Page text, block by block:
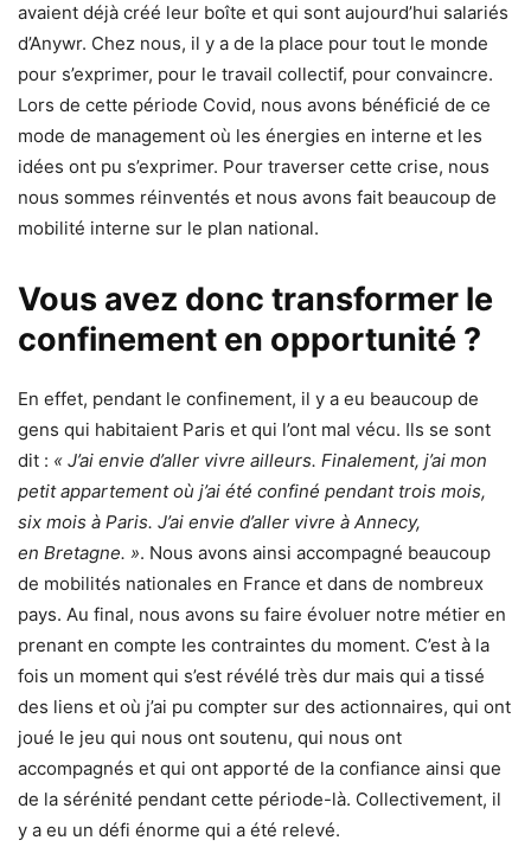
avaient déjà créé leur boîte et qui sont aujourd’hui salariés
d’Anywr. Chez nous, il y a de la place pour tout le monde
pour s’exprimer, pour le travail collectif, pour convaincre.
Lors de cette période Covid, nous avons bénéficié de ce
mode de management où les énergies en interne et les
idées ont pu s’exprimer. Pour traverser cette crise, nous
nous sommes réinventés et nous avons fait beaucoup de
mobilité interne sur le plan national.
Vous avez donc transformer le
confinement en opportunité ?
En effet, pendant le confinement, il y a eu beaucoup de
gens qui habitaient Paris et qui l’ont mal vécu. Ils se sont
dit : « J’ai envie d’aller vivre ailleurs. Finalement, j’ai mon
petit appartement où j’ai été confiné pendant trois mois,
six mois à Paris. J’ai envie d’aller vivre à Annecy,
en Bretagne. ». Nous avons ainsi accompagné beaucoup
de mobilités nationales en France et dans de nombreux
pays. Au final, nous avons su faire évoluer notre métier en
prenant en compte les contraintes du moment. C’est à la
fois un moment qui s’est révélé très dur mais qui a tissé
des liens et où j’ai pu compter sur des actionnaires, qui ont
joué le jeu qui nous ont soutenu, qui nous ont
accompagnés et qui ont apporté de la confiance ainsi que
de la sérénité pendant cette période-là. Collectivement, il
y a eu un défi énorme qui a été relevé.